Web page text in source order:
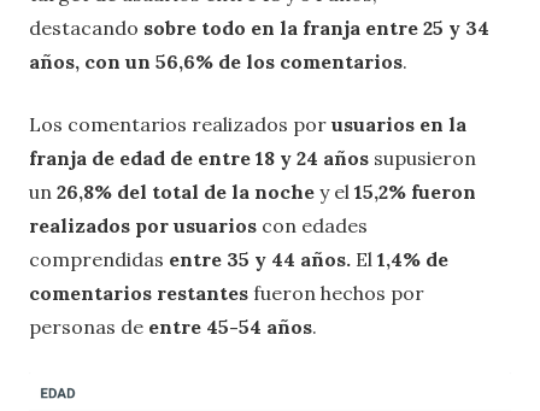
destacando sobre todo en la franja entre 25 y 34
años, con un 56,6% de los comentarios.
Los comentarios realizados por usuarios en la
franja de edad de entre 18 y 24 años supusieron
un 26,8% del total de la noche y el 15,2% fueron
realizados por usuarios con edades
comprendidas entre 35 y 44 años. El 1,4% de
comentarios restantes fueron hechos por
personas de entre 45-54 años.